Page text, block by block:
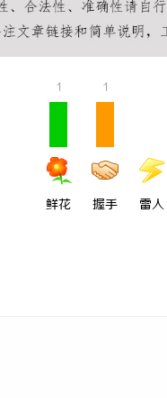
1
鲜花
1
握手 雷人